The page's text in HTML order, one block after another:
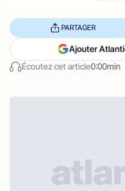
Écoutez cet article0:00min
PARTAGER
Ajouter